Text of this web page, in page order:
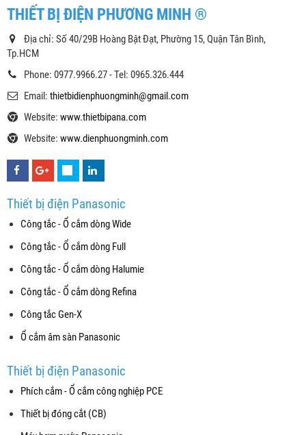
THIẾT BỊ ĐIỆN PHƯƠNG MINH ®
Địa chỉ: Số 40/29B Hoàng Bật Đạt, Phường 15, Quận Tân Bình,
Tp.HCM
Phone: 0977.9966.27 - Tel: 0965.326.444
Email: thietbidienphuongminh@gmail.com
Website: www.thietbipana.com
Website: www.dienphuongminh.com
Thiết bị điện Panasonic
Công tắc - Ổ cắm dòng Wide
Công tắc - Ổ cắm dòng Full
Công tắc - Ổ cắm dòng Halumie
Công tắc - Ổ cắm dòng Refina
Công tắc Gen-X
Ổ cắm âm sàn Panasonic
Thiết bị điện Panasonic
Phích cắm - Ổ cắm công nghiệp PCE
Thiết bị đóng cắt (CB)